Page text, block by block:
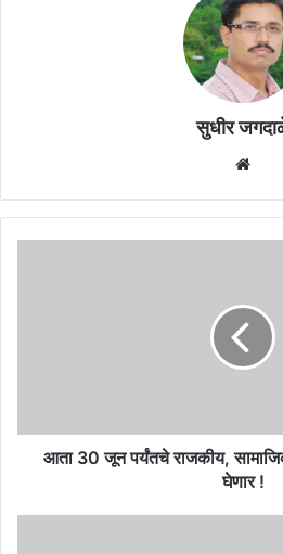
सुधीर
मागे
आता 30 जून पर्यंतचे राजकीय,
घेणार !